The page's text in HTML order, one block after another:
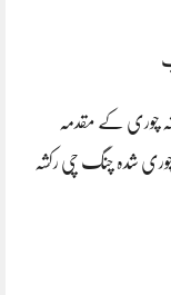
چوری کے مقدمہ
چوری شدہ چنگ چی رکشہ